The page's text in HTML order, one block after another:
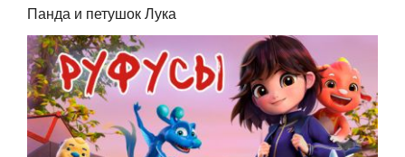
Панда и петушок Лука